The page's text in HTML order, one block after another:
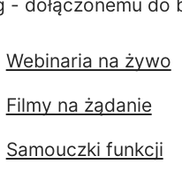
- dołączonemu
Webinaria na żywo
Filmy na żądanie
Samouczki funkcji